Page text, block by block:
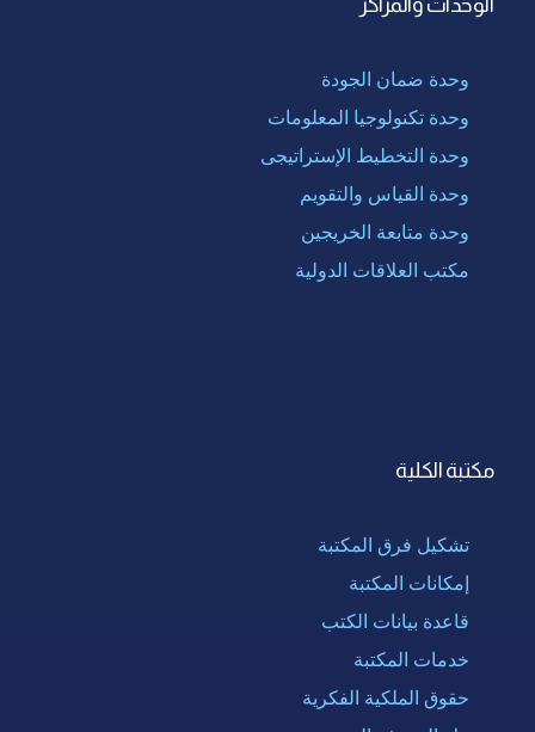
الوحدات والمراكز
وحدة ضمان الجودة
وحدة تكنولوجيا المعلومات
وحدة التخطيط الإستراتيجى
وحدة القياس والتقويم
وحدة متابعة الخريجين
مكتب العلاقات الدولية
مكتبة الكلية
تشكيل فرق المكتبة
إمكانات المكتبة
قاعدة بيانات الكتب
خدمات المكتبة
حقوق الملكية الفكرية